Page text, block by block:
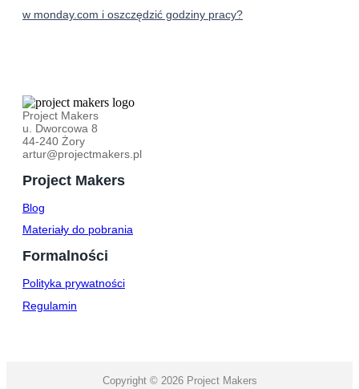
w monday.com i oszczędzić godziny pracy?
Project Makers
u. Dworcowa 8
44-240 Żory
artur@projectmakers.pl
Project Makers
Blog
Materiały do pobrania
Formalności
Polityka prywatności
Regulamin
Copyright © 2026 Project Makers